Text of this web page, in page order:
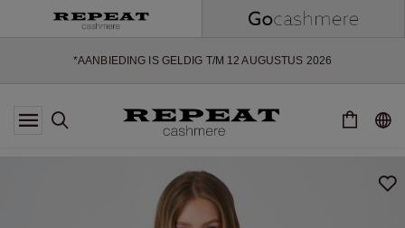
*AANBIEDING IS GELDIG T/M 12 AUGUSTUS 2026
*NIET GELDIG VOOR LIMITED EDITION
*UITZONDERINGEN KUNNEN VAN TOEPASSING ZIJN
SEIZOEN
EXTRA 10% OFF SALE